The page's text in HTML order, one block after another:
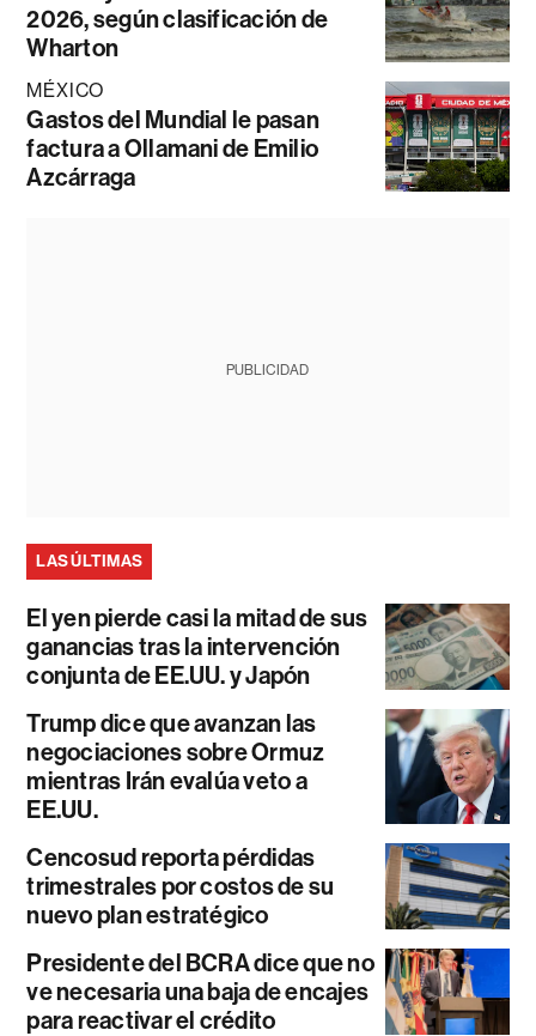
2026, según clasificación de
Wharton
MÉXICO
Gastos del Mundial le pasan
factura a Ollamani de Emilio
Azcárraga
PUBLICIDAD
LAS ÚLTIMAS
El yen pierde casi la mitad de sus
ganancias tras la intervención
conjunta de EE.UU. y Japón
Trump dice que avanzan las
negociaciones sobre Ormuz
mientras Irán evalúa veto a
EE.UU.
Cencosud reporta pérdidas
trimestrales por costos de su
nuevo plan estratégico
Presidente del BCRA dice que no
ve necesaria una baja de encajes
para reactivar el crédito